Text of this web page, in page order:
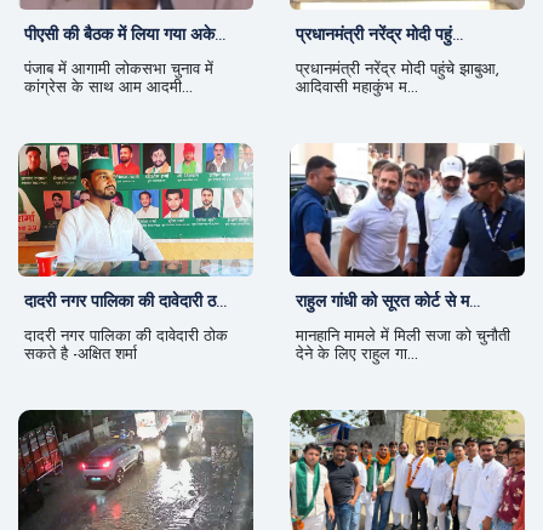
पीएसी की बैठक में लिया गया अके...
पंजाब में आगामी लोकसभा चुनाव में
कांग्रेस के साथ आम आदमी...
प्रधानमंत्री नरेंद्र मोदी पहुं...
प्रधानमंत्री नरेंद्र मोदी पहुंचे झाबुआ,
आदिवासी महाकुंभ म...
दादरी नगर पालिका की दावेदारी ठ...
दादरी नगर पालिका की दावेदारी ठोक
सकते है -अक्षित शर्मा
राहुल गांधी को सूरत कोर्ट से म...
मानहानि मामले में मिली सजा को चुनौती
देने के लिए राहुल गा...